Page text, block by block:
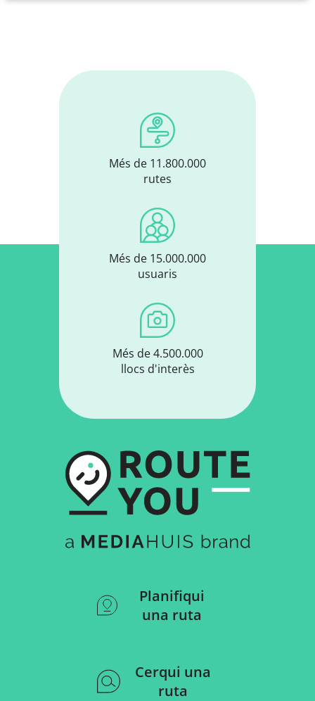
Més de 11.800.000
rutes
Més de 15.000.000
usuaris
Més de 4.500.000
llocs d'interès
Planifiqui
una ruta
Cerqui una
ruta